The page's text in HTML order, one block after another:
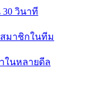
วินาที
สมาชิกในทีม
ในหลายดีล